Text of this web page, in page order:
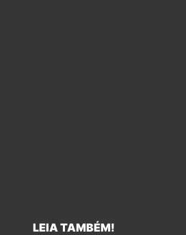
LEIA TAMBÉM!